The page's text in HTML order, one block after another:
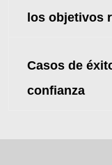
los objetivos
Casos de
confianza